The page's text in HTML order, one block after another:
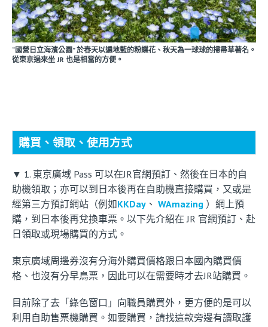
“國營日立海濱公園” 於春天以遍地藍的粉蝶花、秋天為一球球的掃帚草著名。
從東京過來坐 JR 也是相當的方便。
購買、領取、使用方式
▼ 1. 東京廣域 Pass 可以在JR官網預訂、然後在日本的自
助機領取；亦可以到日本後再在自助機直接購買，又或是
經第三方預訂網站（例如KKDay 、 WAmazing ）網上預
購，到日本後再兌換車票。以下先介紹在 JR 官網預訂、赴
日領取或現場購買的方式。
東京廣域周邊券沒有分海外購買價格跟日本國內購買價
格、也沒有分早鳥票，因此可以在需要時才去JR站購買。
目前除了去「綠色窗口」向職員購買外，更方便的是可以
利用自助售票機購買。如要購買，請找這款旁邊有讀取護